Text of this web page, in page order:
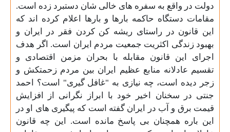
دولت در واقع به سفره های خالی شان دستبرد زده است.
مقامات دستگاه حاکمه بارها و بارها اعلام کرده اند که
این قانون در راستای ریشه کن کردن فقر در ایران و
بهبود زندگی اکثریت جمعیت مردم ایران است. اگر هدف
اجرای این قانون مقابله با بحران مزمن اقتصادی و
تقسیم عادلانه منابع عظیم ایران بین مردم زحمتکش و
زجر دیده است، چه نیازی به "غافل گیری" است؟ احمد
جنتی در سخنان اخیر خود با ابراز نگرانی از افزایش
قیمت برق و آب در ایران گفته است که پیگیری های او در
این باره همچنان بی پاسخ مانده است. این چه قانون